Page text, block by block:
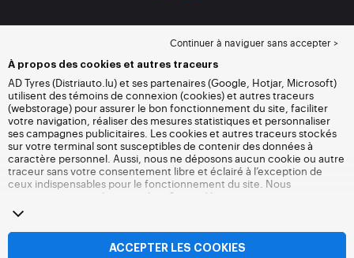
Continuer à naviguer sans accepter >
À propos des cookies et autres traceurs
AD Tyres (Distriauto.lu) et ses partenaires (Google, Hotjar, Microsoft)
utilisent des témoins de connexion (cookies) et autres traceurs
(webstorage) pour assurer le bon fonctionnement du site, faciliter
votre navigation, réaliser des mesures statistiques et personnaliser
ses campagnes publicitaires. Les cookies et autres traceurs stockés
sur votre terminal sont susceptibles de contenir des données à
caractère personnel. Aussi, nous ne déposons aucun cookie ou autre
traceur sans votre consentement libre et éclairé à l’exception de
ceux indispensables pour le fonctionnement du site. Nous
conservons votre choix pendant 6 mois. Vous pouvez retirer votre
consentement à tout moment en vous rendant sur la
autres traceurs
accepter le dépôt de cookies ou autres traceurs. Le refus ne fait pas
obstacle à l’accès aux services Distriauto.lu. Pour plus d’informations,
ACCEPTER LES COOKIES